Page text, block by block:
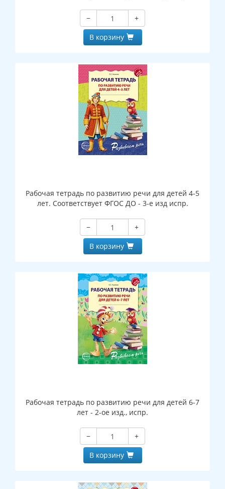
−
+
В корзину
Рабочая тетрадь по развитию речи для детей 4-5
лет. Соответствует ФГОС ДО - 3-е изд испр.
−
+
В корзину
Рабочая тетрадь по развитию речи для детей 6-7
лет - 2-ое изд., испр.
−
+
В корзину